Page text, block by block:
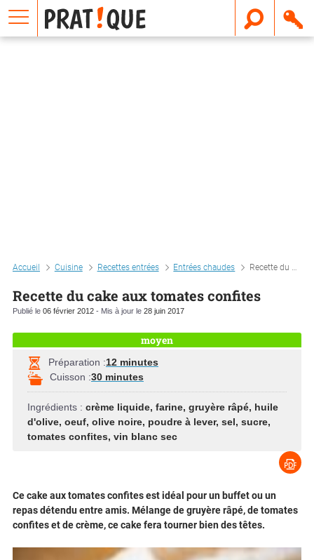
Accueil Cuisine Recettes entrées Entrées chaudes Recette du cake aux tomates confites
Recette du cake aux tomates confites
Publié le 06 février 2012 - Mis à jour le 28 juin 2017
moyen
Préparation :12 minutes
Cuisson :30 minutes
Ingrédients : crème liquide, farine, gruyère râpé, huile
d'olive, oeuf, olive noire, poudre à lever, sel, sucre,
tomates confites, vin blanc sec
Ce cake aux tomates confites est idéal pour un buffet ou un
repas détendu entre amis. Mélange de gruyère râpé, de tomates
confites et de crème, ce cake fera tourner bien des têtes.
E
m
a